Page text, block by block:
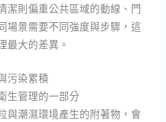
潔則偏重公共區域的動線、門
場景需要不同強度與步驟，這
最大的差異。
污染累積
生管理的一部分
與潮濕環境產生的附著物，會